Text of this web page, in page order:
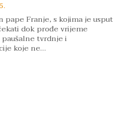
pape Franje, s kojima je usput
dok prođe vrijeme
paušalne tvrdnje i
koje ne…